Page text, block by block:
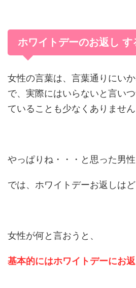
ホワイトデーのお返し す
女性の言葉は、言葉通りにい
で、実際にはいらないと言い
ていることも少なくありません
やっぱりね・・・と思った男性
では、ホワイトデーお返しは
女性が何と言おうと、
基本的にはホワイトデーにお